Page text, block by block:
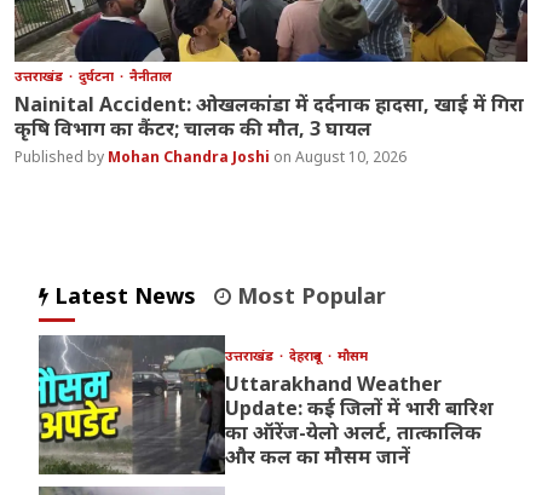
उत्तराखंड दुर्घटना नैनीताल
Nainital Accident: ओखलकांडा में दर्दनाक हादसा, खाई में गिरा
कृषि विभाग का कैंटर; चालक की मौत, 3 घायल
Mohan Chandra Joshi August 10, 2026
Latest News Most Popular
उत्तराखंड देहरादून मौसम
Uttarakhand Weather
Update: कई जिलों में भारी बारिश
का ऑरेंज-येलो अलर्ट, तात्कालिक
और कल का मौसम जानें